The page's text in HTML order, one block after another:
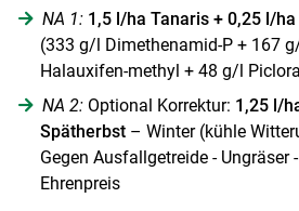
NA 1: 1,5 l/ha Tanaris + 0,25 l/
(333 g/l Dimethenamid-P + 167
Halauxifen-methyl + 48 g/l
NA 2:Optional Korrektur: 1,25 l/
Spätherbst– Winter (kühle
Gegen Ausfallgetreide - Ungräser
Ehrenpreis